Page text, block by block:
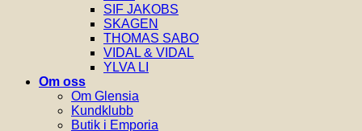
SIF JAKOBS
SKAGEN
THOMAS SABO
VIDAL & VIDAL
YLVA LI
Om oss
Om Glensia
Kundklubb
Butik i Emporia